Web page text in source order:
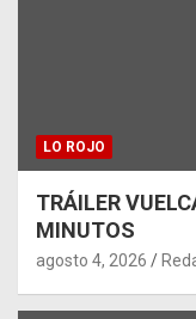
LO ROJO
TRÁILER
MINUTOS
agosto 4, 2026